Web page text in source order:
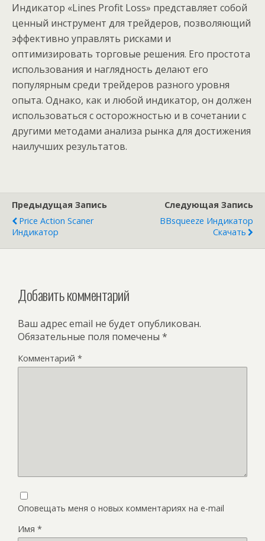
Индикатор «Lines Profit Loss» представляет собой
ценный инструмент для трейдеров, позволяющий
эффективно управлять рисками и
оптимизировать торговые решения. Его простота
использования и наглядность делают его
популярным среди трейдеров разного уровня
опыта. Однако, как и любой индикатор, он должен
использоваться с осторожностью и в сочетании с
другими методами анализа рынка для достижения
наилучших результатов.
Предыдущая Запись
Price Action Scaner
Индикатор
Следующая Запись
BBsqueeze Индикатор
Скачать
Добавить комментарий
Ваш адрес email не будет опубликован.
Обязательные поля помечены *
Комментарий *
Оповещать меня о новых комментариях на e-mail
Имя *